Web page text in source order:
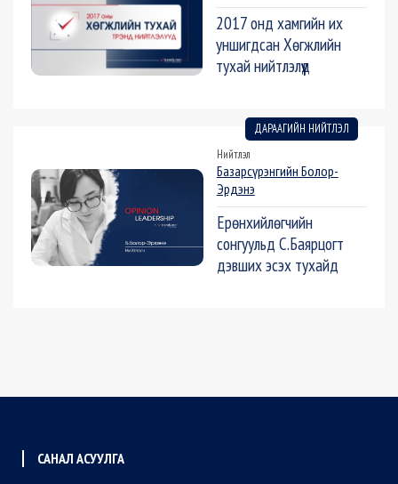
2017 онд хамгийн их
уншигдсан Хөгжлийн
тухай нийтлэлүүд
ДАРААГИЙН НИЙТЛЭЛ
Нийтлэл
Базарсүрэнгийн Болор-
Эрдэнэ
Ерөнхийлөгчийн
сонгуульд С.Баярцогт
дэвших эсэх тухайд
САНАЛ АСУУЛГА